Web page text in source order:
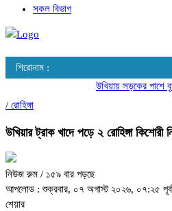
সকল বিভাগ
শিরোনাম :
উখিয়ায় সড়কের পাশে
/ রোহিঙ্গা
উখিয়ার ট্রাক খাদে পড়ে ২ রোহিঙ্গা কিশোরী
নিউজ রুম / ১৫৯ বার পড়ছে
আপলোড : শুক্রবার, ০৭ অগাস্ট ২০২৬, ০৭:২৫
শেয়ার